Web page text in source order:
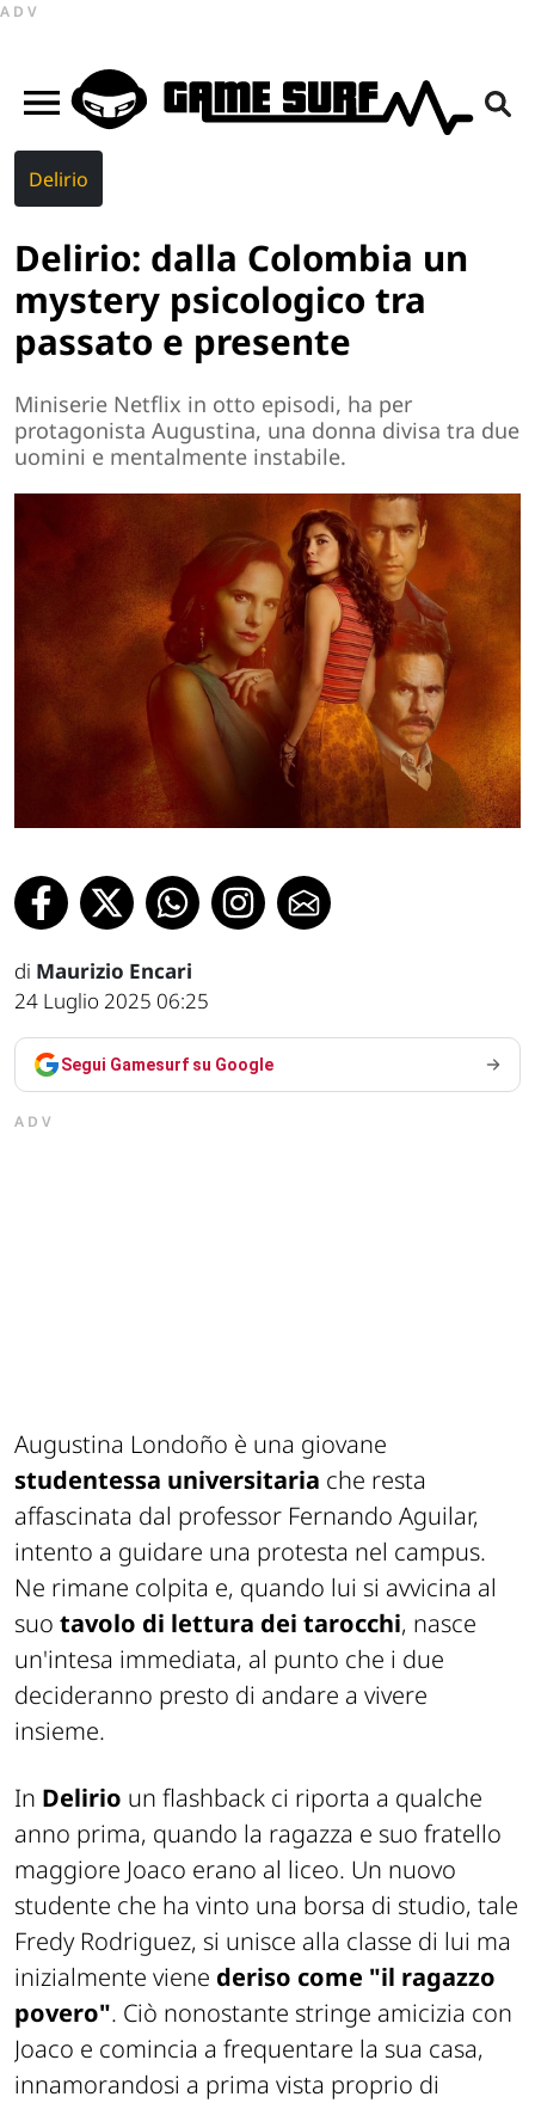
ADV
Delirio
Delirio: dalla Colombia un
mystery psicologico tra
passato e presente
Miniserie Netflix in otto episodi, ha per
protagonista Augustina, una donna divisa tra due
uomini e mentalmente instabile.
di Maurizio Encari
24 Luglio 2025 06:25
Segui Gamesurf su Google
ADV
Augustina Londoño è una giovane
studentessa universitaria che resta
affascinata dal professor Fernando Aguilar,
intento a guidare una protesta nel campus.
Ne rimane colpita e, quando lui si avvicina al
suo tavolo di lettura dei tarocchi, nasce
un'intesa immediata, al punto che i due
decideranno presto di andare a vivere
insieme.
In Delirio un flashback ci riporta a qualche
anno prima, quando la ragazza e suo fratello
maggiore Joaco erano al liceo. Un nuovo
studente che ha vinto una borsa di studio, tale
Fredy Rodriguez, si unisce alla classe di lui ma
inizialmente viene deriso come "il ragazzo
povero". Ciò nonostante stringe amicizia con
Joaco e comincia a frequentare la sua casa,
innamorandosi a prima vista proprio di